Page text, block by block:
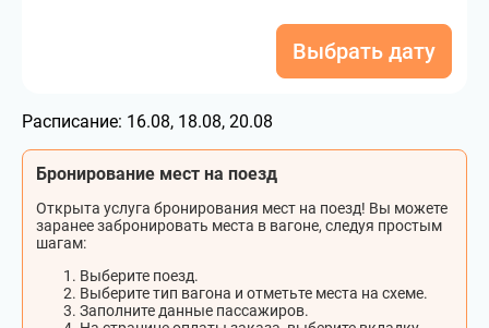
Выбрать дату
Расписание: 16.08, 18.08, 20.08
Бронирование мест на поезд
Открыта услуга бронирования мест на поезд! Вы можете
заранее забронировать места в вагоне, следуя простым
шагам:
Выберите поезд.
Выберите тип вагона и отметьте места на схеме.
Заполните данные пассажиров.